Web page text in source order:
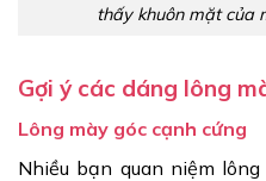
thấy khuôn mặt của
Gợi ý các dáng lông
Lông mày góc cạnh cứng
Nhiều bạn quan niệm